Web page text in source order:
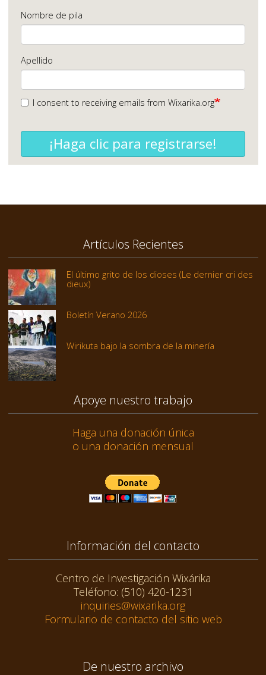
Nombre de pila
Apellido
I consent to receiving emails from Wixarika.org
¡Haga clic para registrarse!
Artículos Recientes
El último grito de los dioses (Le dernier cri des
dieux)
Boletín Verano 2026
Wirikuta bajo la sombra de la minería
Apoye nuestro trabajo
Haga una donación única
o una donación mensual
Información del contacto
Centro de Investigación Wixárika
Teléfono: (510) 420-1231
inquiries@wixarika.org
Formulario de contacto del sitio web
De nuestro archivo